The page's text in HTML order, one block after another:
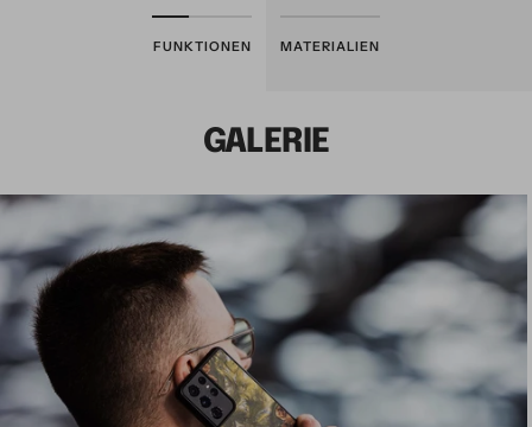
FUNKTIONEN MATERIALIEN
GALERIE